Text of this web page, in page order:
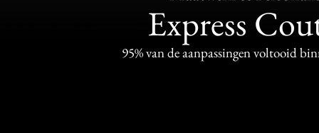
Express
95% van de aanpassingen voltooid